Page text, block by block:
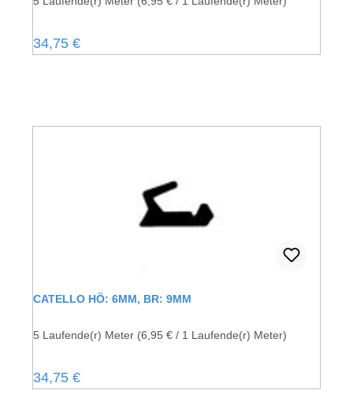
Regulärer Preis:
34,75 €
CATELLO HÖ: 6MM, BR: 9MM
5 Laufende(r) Meter (6,95 € / 1 Laufende(r) Meter)
Regulärer Preis:
34,75 €